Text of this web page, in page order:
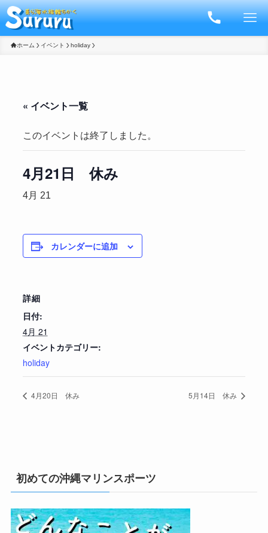
ホーム イベント holiday
« イベント一覧
このイベントは終了しました。
4月21日 休み
4月 21
カレンダーに追加
詳細
日付:
4月 21
イベントカテゴリー:
holiday
4月20日 休み 5月14日 休み
初めての沖縄マリンスポーツ